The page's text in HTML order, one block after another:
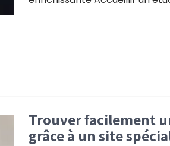
Trouver facilement
grâce à un site